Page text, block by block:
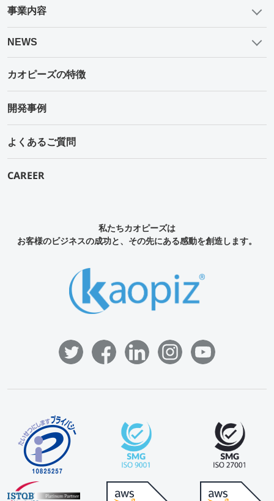
事業内容
NEWS
カオピーズの特徴
開発事例
よくあるご質問
CAREER
私たちカオピーズは
お客様のビジネスの成功と、その先にある感動を創造します。